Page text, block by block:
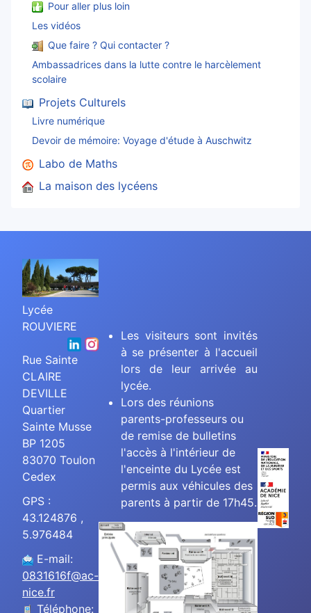
Pour aller plus loin
Les vidéos
Que faire ? Qui contacter ?
Ambassadrices dans la lutte contre le harcèlement
scolaire
Projets Culturels
Livre numérique
Devoir de mémoire: Voyage d'étude à Auschwitz
Labo de Maths
La maison des lycéens
Lycée
ROUVIERE
Rue Sainte
CLAIRE
DEVILLE
Quartier
Sainte Musse
BP 1205
83070 Toulon
Cedex
GPS :
43.124876 ,
5.976484
E-mail:
0831616f@ac-
nice.fr
Téléphone:
Les visiteurs sont invités
à se présenter à l'accueil
lors de leur arrivée au
lycée.
Lors des réunions
parents-professeurs ou
de remise de bulletins
l'accès à l'intérieur de
l'enceinte du Lycée est
permis aux véhicules des
parents à partir de 17h45.